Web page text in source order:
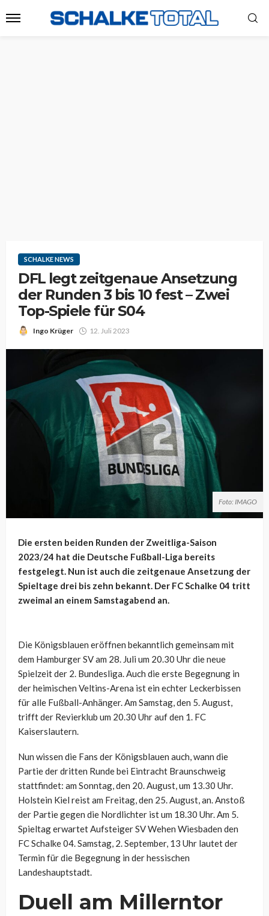
SCHALKE NEWS
DFL legt zeitgenaue Ansetzung
der Runden 3 bis 10 fest – Zwei
Top-Spiele für S04
Ingo Krüger 12. Juli 2023
Foto: IMAGO
Die ersten beiden Runden der Zweitliga-Saison
2023/24 hat die Deutsche Fußball-Liga bereits
festgelegt. Nun ist auch die zeitgenaue Ansetzung der
Spieltage drei bis zehn bekannt. Der FC Schalke 04 tritt
zweimal an einem Samstagabend an.
Die Königsblauen eröffnen bekanntlich gemeinsam mit
dem Hamburger SV am 28. Juli um 20.30 Uhr die neue
Spielzeit der 2. Bundesliga. Auch die erste Begegnung in
der heimischen Veltins-Arena ist ein echter Leckerbissen
für alle Fußball-Anhänger. Am Samstag, den 5. August,
trifft der Revierklub um 20.30 Uhr auf den 1. FC
Kaiserslautern.
Nun wissen die Fans der Königsblauen auch, wann die
Partie der dritten Runde bei Eintracht Braunschweig
stattfindet: am Sonntag, den 20. August, um 13.30 Uhr.
Holstein Kiel reist am Freitag, den 25. August, an. Anstoß
der Partie gegen die Nordlichter ist um 18.30 Uhr. Am 5.
Spieltag erwartet Aufsteiger SV Wehen Wiesbaden den
FC Schalke 04. Samstag, 2. September, 13 Uhr lautet der
Termin für die Begegnung in der hessischen
Landeshauptstadt.
Duell am Millerntor